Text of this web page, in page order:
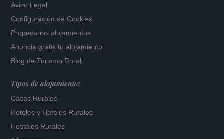
Aviso Legal
Configuración de Cookies
Propietarios alojamientos
Anuncia gratis tu alojamiento
Blog de Turismo Rural
Tipos de alojamiento:
Casas Rurales
Hoteles y Hoteles Rurales
Hostales Rurales